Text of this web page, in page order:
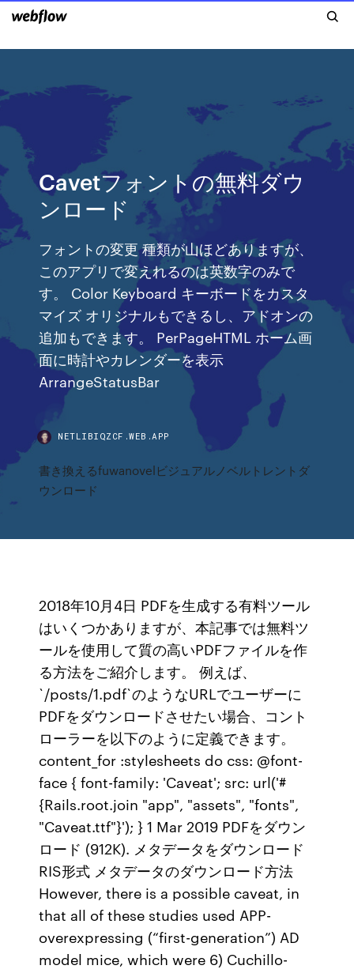
Cavetフォントの無料ダウ
ンロード
フォントの変更 種類が山ほどありますが、
このアプリで変えれるのは英数字のみで
す。 Color Keyboard キーボードをカスタ
マイズ オリジナルもできるし、アドオンの
追加もできます。 PerPageHTML ホーム画
面に時計やカレンダーを表示
ArrangeStatusBar
NETLIBIQZCF.WEB.APP
書き換えるfuwanovelビジュアルノベルトレントダ
ウンロード
2018年10月4日 PDFを生成する有料ツール
はいくつかありますが、本記事では無料ツ
ールを使用して質の高いPDFファイルを作
る方法をご紹介します。 例えば、
`/posts/1.pdf`のようなURLでユーザーに
PDFをダウンロードさせたい場合、コント
ローラーを以下のように定義できます。
content_for :stylesheets do css: @font-
face { font-family: 'Caveat'; src: url('#
{Rails.root.join "app", "assets", "fonts",
"Caveat.ttf"}'); } 1 Mar 2019 PDFをダウン
ロード (912K). メタデータをダウンロード
RIS形式 メタデータのダウンロード方法
However, there is a possible caveat, in
that all of these studies used APP-
overexpressing (“first-generation”) AD
model mice, which were 6) Cuchillo-